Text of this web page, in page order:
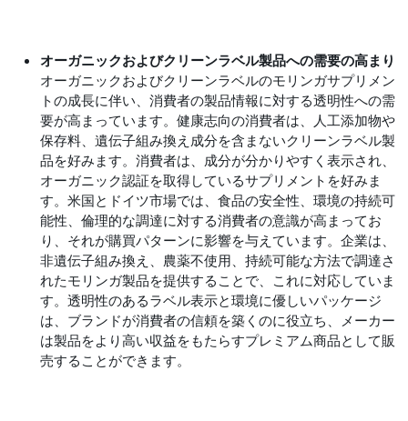
オーガニックおよびクリーンラベル製品への需要の高まり
オーガニックおよびクリーンラベルのモリンガサプリメン
トの成長に伴い、消費者の製品情報に対する透明性への需
要が高まっています。健康志向の消費者は、人工添加物や
保存料、遺伝子組み換え成分を含まないクリーンラベル製
品を好みます。消費者は、成分が分かりやすく表示され、
オーガニック認証を取得しているサプリメントを好みま
す。米国とドイツ市場では、食品の安全性、環境の持続可
能性、倫理的な調達に対する消費者の意識が高まってお
り、それが購買パターンに影響を与えています。企業は、
非遺伝子組み換え、農薬不使用、持続可能な方法で調達さ
れたモリンガ製品を提供することで、これに対応していま
す。透明性のあるラベル表示と環境に優しいパッケージ
は、ブランドが消費者の信頼を築くのに役立ち、メーカー
は製品をより高い収益をもたらすプレミアム商品として販
売することができます。